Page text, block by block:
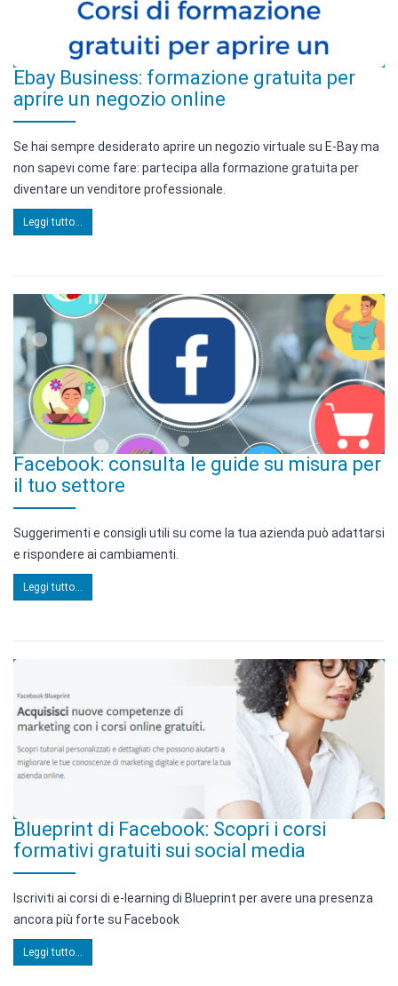
Ebay Business: formazione gratuita per
aprire un negozio online
Se hai sempre desiderato aprire un negozio virtuale su E-Bay ma
non sapevi come fare: partecipa alla formazione gratuita per
diventare un venditore professionale.
Leggi tutto...
Facebook: consulta le guide su misura per
il tuo settore
Suggerimenti e consigli utili su come la tua azienda può adattarsi
e rispondere ai cambiamenti.
Leggi tutto...
Blueprint di Facebook: Scopri i corsi
formativi gratuiti sui social media
Iscriviti ai corsi di e-learning di Blueprint per avere una presenza
ancora più forte su Facebook
Leggi tutto...